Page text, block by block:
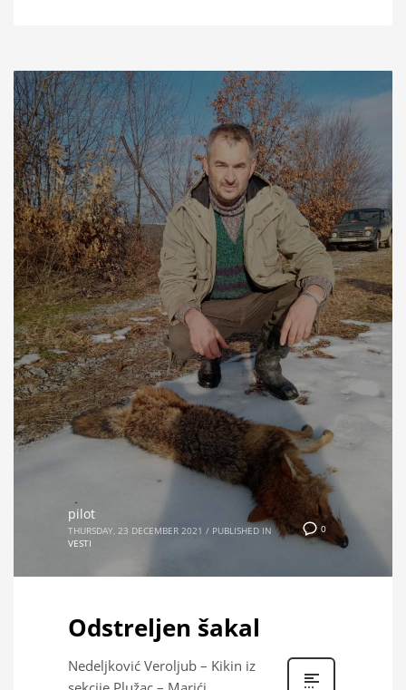
0
pilot
THURSDAY, 23 DECEMBER 2021 / PUBLISHED IN
VESTI
Odstreljen šakal
Nedeljković Veroljub – Kikin iz